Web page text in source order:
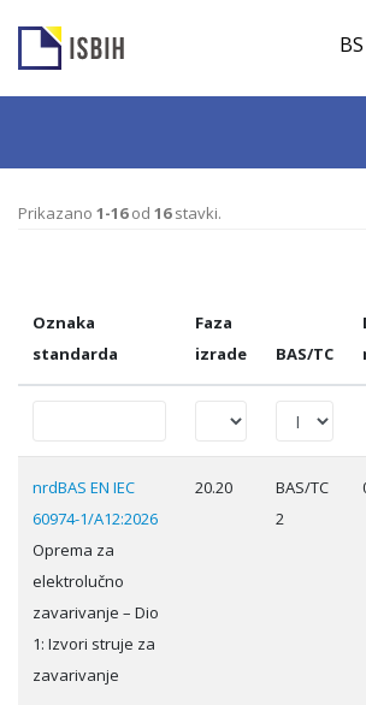
BS
Prikazano 1-16od 16stavki.
Oznaka
standarda
Faza
izrade
BAS/TC
nrdBAS EN IEC
60974-1/A12:2026
Oprema za
elektrolučno
zavarivanje – Dio
1: Izvori struje za
zavarivanje
20.20
BAS/TC
2